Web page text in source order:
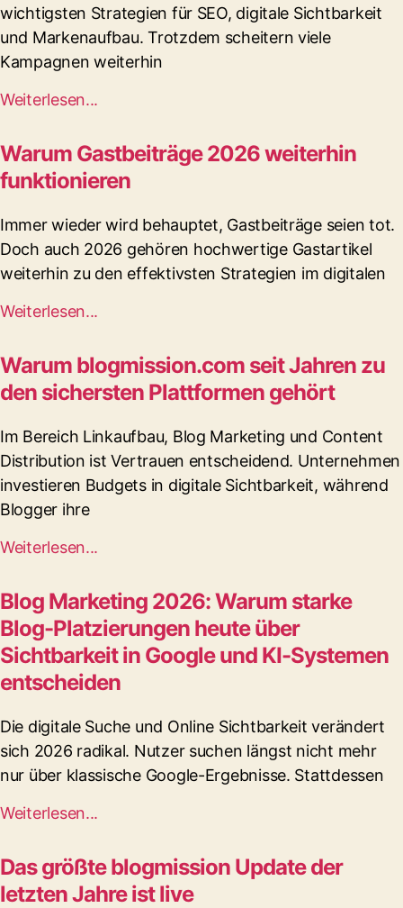
wichtigsten Strategien für SEO, digitale Sichtbarkeit
und Markenaufbau. Trotzdem scheitern viele
Kampagnen weiterhin
Weiterlesen...
Warum Gastbeiträge 2026 weiterhin
funktionieren
Immer wieder wird behauptet, Gastbeiträge seien tot.
Doch auch 2026 gehören hochwertige Gastartikel
weiterhin zu den effektivsten Strategien im digitalen
Weiterlesen...
Warum blogmission.com seit Jahren zu
den sichersten Plattformen gehört
Im Bereich Linkaufbau, Blog Marketing und Content
Distribution ist Vertrauen entscheidend. Unternehmen
investieren Budgets in digitale Sichtbarkeit, während
Blogger ihre
Weiterlesen...
Blog Marketing 2026: Warum starke
Blog-Platzierungen heute über
Sichtbarkeit in Google und KI-Systemen
entscheiden
Die digitale Suche und Online Sichtbarkeit verändert
sich 2026 radikal. Nutzer suchen längst nicht mehr
nur über klassische Google-Ergebnisse. Stattdessen
Weiterlesen...
Das größte blogmission Update der
letzten Jahre ist live